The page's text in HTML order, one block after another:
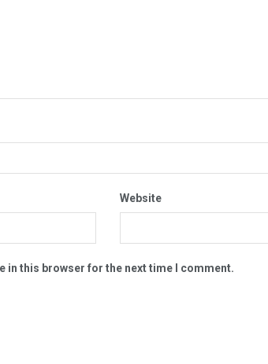
Website
in this browser for the next time I comment.